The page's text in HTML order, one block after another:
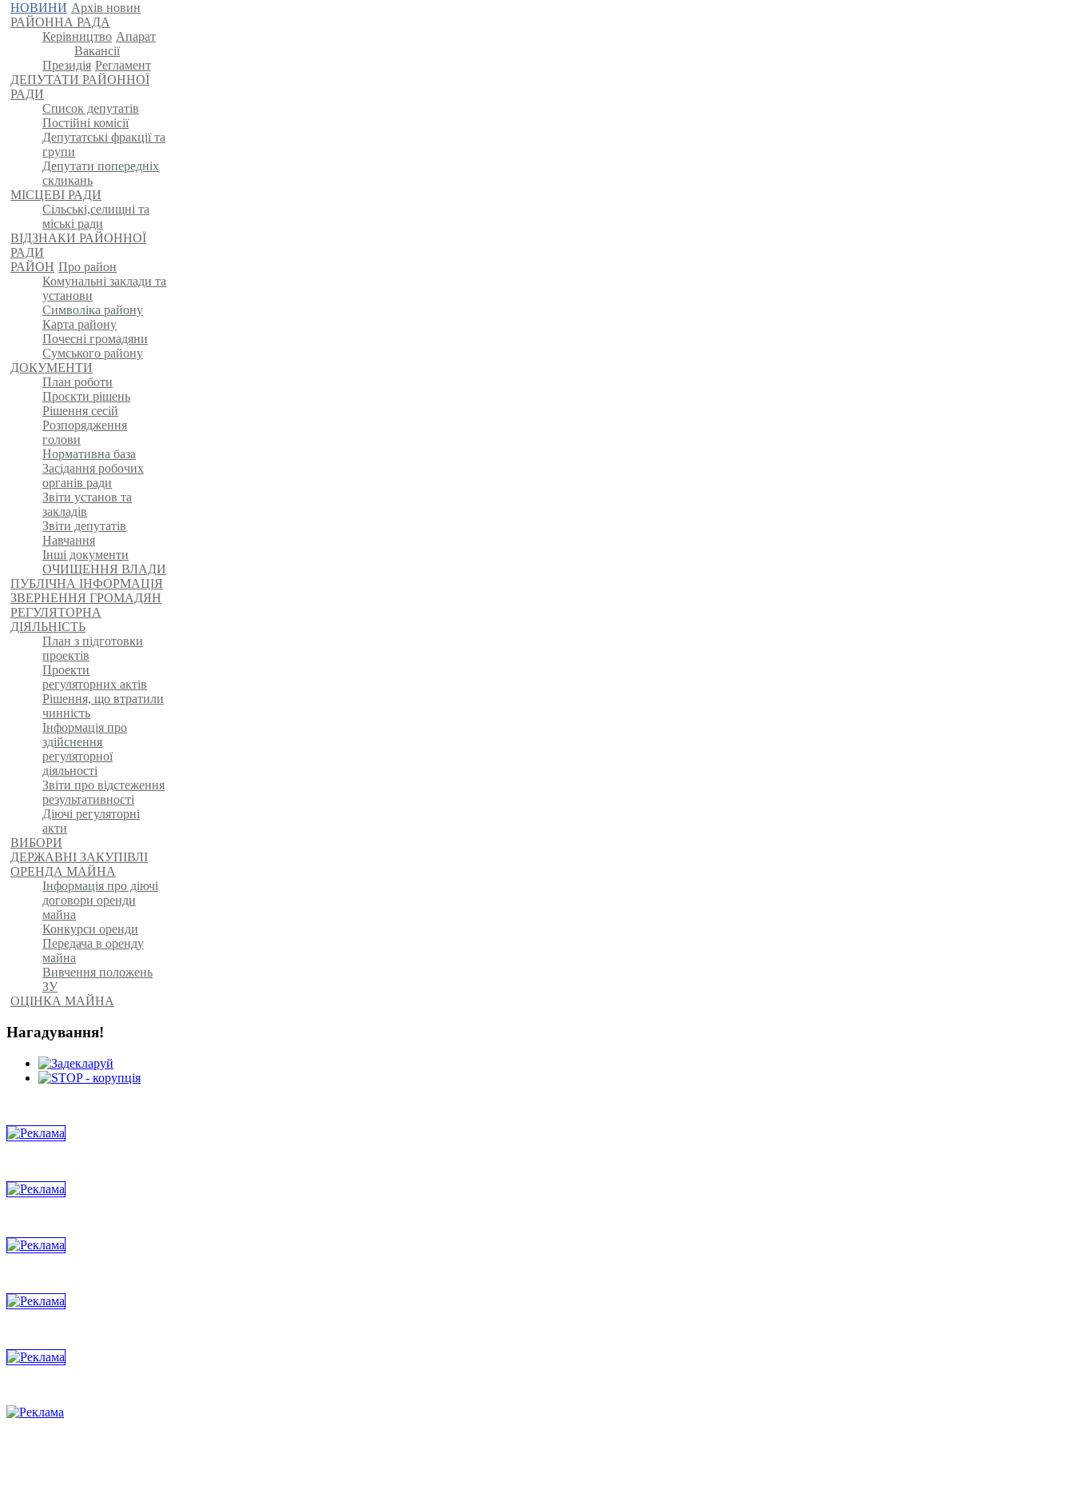
НОВИНИ Архів новин
РАЙОННА РАДА
Керівництво Апарат
Вакансії
Президія Регламент
ДЕПУТАТИ РАЙОННОЇ
РАДИ
Список депутатів
Постійні комісії
Депутатські фракції та
групи
Депутати попередніх
скликань
МІСЦЕВІ РАДИ
Сільські,селищні та
міські ради
ВІДЗНАКИ РАЙОННОЇ
РАДИ
РАЙОН Про район
Комунальні заклади та
установи
Символіка району
Карта району
Почесні громадяни
Сумського району
ДОКУМЕНТИ
План роботи
Проєкти рішень
Рішення сесій
Розпорядження
голови
Нормативна база
Засідання робочих
органів ради
Звіти установ та
закладів
Звіти депутатів
Навчання
Інші документи
ОЧИЩЕННЯ ВЛАДИ
ПУБЛІЧНА ІНФОРМАЦІЯ
ЗВЕРНЕННЯ ГРОМАДЯН
РЕГУЛЯТОРНА
ДІЯЛЬНІСТЬ
План з підготовки
проектів
Проекти
регуляторних актів
Рішення, що втратили
чинність
Інформація про
здійснення
регуляторної
діяльності
Звіти про відстеження
результативності
Діючі регуляторні
акти
ВИБОРИ
ДЕРЖАВНІ ЗАКУПІВЛІ
ОРЕНДА МАЙНА
Інформація про діючі
договори оренди
майна
Конкурси оренди
Передача в оренду
майна
Вивчення положень
ЗУ
ОЦІНКА МАЙНА
Нагадування!